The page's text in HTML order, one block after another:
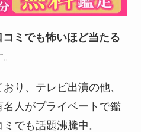
コミでも怖いほど当たる
おり、テレビ出演の他、
人がプライベートで鑑
でも話題沸騰中。